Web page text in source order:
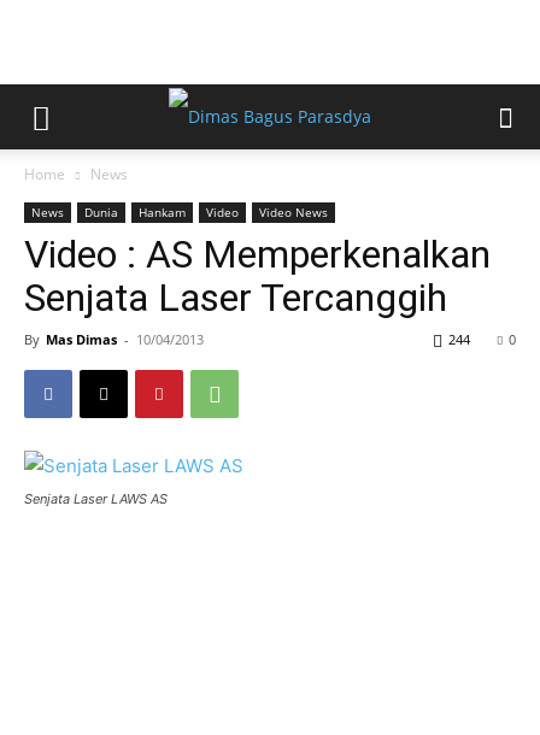
Home News
News Dunia Hankam Video Video News
Video : AS Memperkenalkan
Senjata Laser Tercanggih
By Mas Dimas - 10/04/2013 0
244
Senjata Laser LAWS AS